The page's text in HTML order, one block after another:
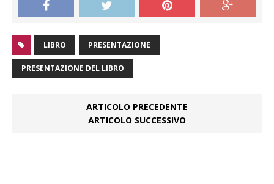
LIBRO PRESENTAZIONE
PRESENTAZIONE DEL LIBRO
ARTICOLO PRECEDENTE
ARTICOLO SUCCESSIVO